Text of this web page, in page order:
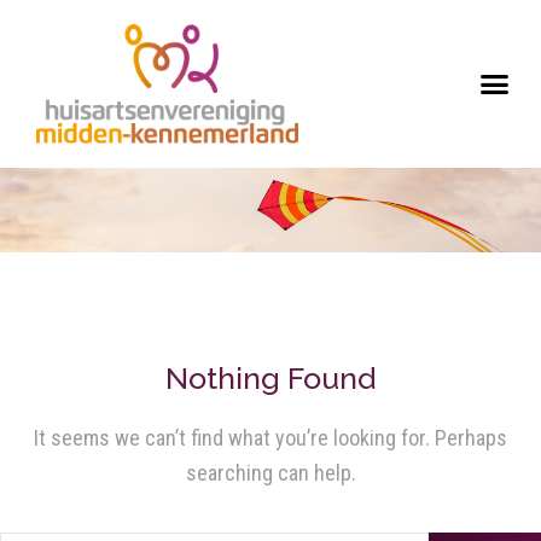
Nothing Found
It seems we can’t find what you’re looking for. Perhaps
searching can help.